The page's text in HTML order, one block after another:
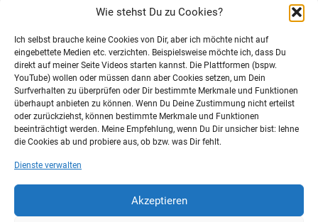
Wie stehst Du zu Cookies?
Ich selbst brauche keine Cookies von Dir, aber ich möchte nicht auf
eingebettete Medien etc. verzichten. Beispielsweise möchte ich, dass Du
direkt auf meiner Seite Videos starten kannst. Die Plattformen (bspw.
YouTube) wollen oder müssen dann aber Cookies setzen, um Dein
Surfverhalten zu überprüfen oder Dir bestimmte Merkmale und Funktionen
überhaupt anbieten zu können. Wenn Du Deine Zustimmung nicht erteilst
oder zurückziehst, können bestimmte Merkmale und Funktionen
beeinträchtigt werden. Meine Empfehlung, wenn Du Dir unsicher bist: lehne
die Cookies ab und probiere aus, ob bzw. was Dir fehlt.
Dienste verwalten
Akzeptieren
E-Mail-Adresse *
Website